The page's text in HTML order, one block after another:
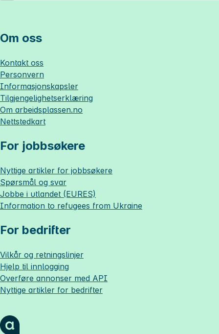
Om oss
Kontakt oss
Personvern
Informasjonskapsler
Tilgjengelighetserklæring
Om arbeidsplassen.no
Nettstedkart
For jobbsøkere
Nyttige artikler for jobbsøkere
Spørsmål og svar
Jobbe i utlandet (EURES)
Information to refugees from Ukraine
For bedrifter
Vilkår og retningslinjer
Hjelp til innlogging
Overføre annonser med API
Nyttige artikler for bedrifter